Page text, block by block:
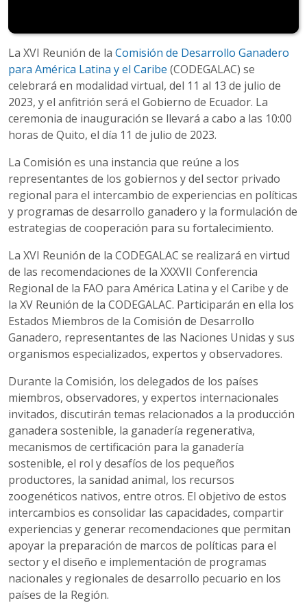
La XVI Reunión de la Comisión de Desarrollo Ganadero
para América Latina y el Caribe (CODEGALAC) se
celebrará en modalidad virtual, del 11 al 13 de julio de
2023, y el anfitrión será el Gobierno de Ecuador. La
ceremonia de inauguración se llevará a cabo a las 10:00
horas de Quito, el día 11 de julio de 2023.
La Comisión es una instancia que reúne a los
representantes de los gobiernos y del sector privado
regional para el intercambio de experiencias en políticas
y programas de desarrollo ganadero y la formulación de
estrategias de cooperación para su fortalecimiento.
La XVI Reunión de la CODEGALAC se realizará en virtud
de las recomendaciones de la XXXVII Conferencia
Regional de la FAO para América Latina y el Caribe y de
la XV Reunión de la CODEGALAC. Participarán en ella los
Estados Miembros de la Comisión de Desarrollo
Ganadero, representantes de las Naciones Unidas y sus
organismos especializados, expertos y observadores.
Durante la Comisión, los delegados de los países
miembros, observadores, y expertos internacionales
invitados, discutirán temas relacionados a la producción
ganadera sostenible, la ganadería regenerativa,
mecanismos de certificación para la ganadería
sostenible, el rol y desafíos de los pequeños
productores, la sanidad animal, los recursos
zoogenéticos nativos, entre otros. El objetivo de estos
intercambios es consolidar las capacidades, compartir
experiencias y generar recomendaciones que permitan
apoyar la preparación de marcos de políticas para el
sector y el diseño e implementación de programas
nacionales y regionales de desarrollo pecuario en los
países de la Región.